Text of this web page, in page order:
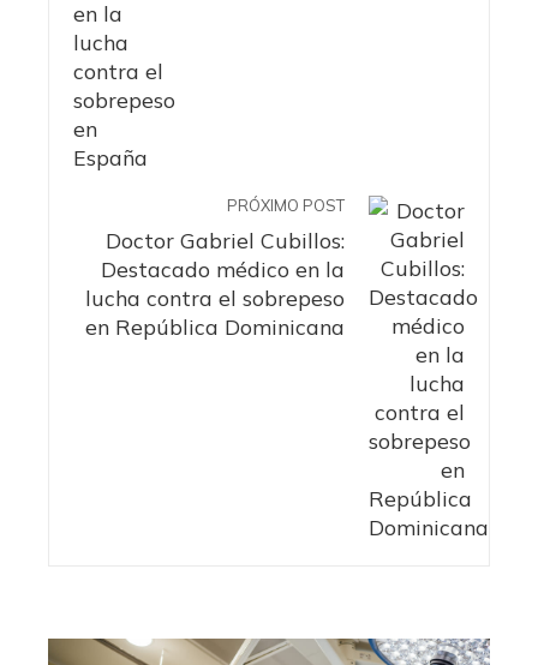
PRÓXIMO POST
Doctor Gabriel Cubillos:
Destacado médico en la
lucha contra el sobrepeso
en República Dominicana